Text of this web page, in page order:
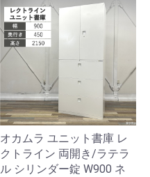
オカムラ ユニット書庫 レ
クトライン 両開き/ラテラ
ル シリンダー錠 W900 ネ